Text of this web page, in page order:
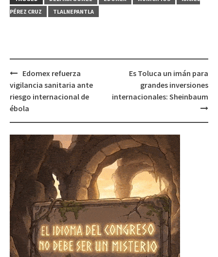
PÉREZ CRUZ
TLALNEPANTLA
Post
navigation
Edomex refuerza
vigilancia sanitaria ante
riesgo internacional de
ébola
Es Toluca un imán para
grandes inversiones
internacionales: Sheinbaum